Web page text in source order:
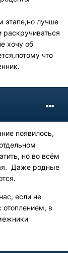
этапе,но лучше
хочу об
что
появилось,
но во всём
Даже родные
если не
в